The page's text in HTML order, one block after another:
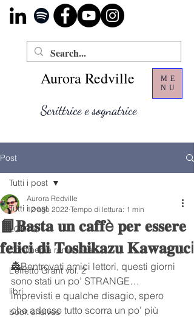
ME
NU
Scrittrice e sognatrice
Aurora Redville
Post
Tutti i post
LGBTQ
Commedia romantica
L’effetto Grant vol. 2
libri
book shelves
Tutti i post
📙𝐁𝐚𝐬𝐭𝐚 𝐮𝐧 𝐜𝐚𝐟𝐟è 𝐩𝐞𝐫 𝐞𝐬𝐬𝐞𝐫𝐞
𝐟𝐞𝐥𝐢𝐜𝐢 𝐝𝐢 𝐓𝐨𝐬𝐡𝐢𝐤𝐚𝐳𝐮 𝐊𝐚𝐰𝐚𝐠𝐮𝐜i
Aurora Redville
12 ago 2022 Tempo di lettura: 1 min
🏯Bentrovati amici lettori, questi giorni
sono stati un po’ STRANGE…
imprevisti e qualche disagio, spero
che adesso tutto scorra un po’ più